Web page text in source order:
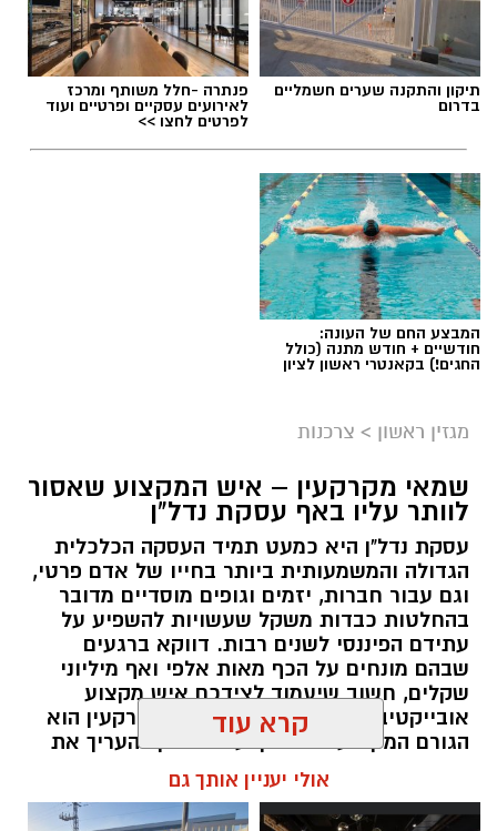
תיקון והתקנה שערים חשמליים
בדרום
פנתרה -חלל משותף ומרכז
לאירועים עסקיים ופרטיים ועוד
לפרטים לחצו >>
המבצע החם של העונה:
חודשיים + חודש מתנה (כולל
החגים!) בקאנטרי ראשון לציון
מגזין ראשון > צרכנות
שמאי מקרקעין – איש המקצוע שאסור
לוותר עליו באף עסקת נדל"ן
עסקת נדל"ן היא כמעט תמיד העסקה הכלכלית
הגדולה והמשמעותית ביותר בחייו של אדם פרטי,
וגם עבור חברות, יזמים וגופים מוסדיים מדובר
בהחלטות כבדות משקל שעשויות להשפיע על
עתידם הפיננסי לשנים רבות. דווקא ברגעים
שבהם מונחים על הכף מאות אלפי ואף מיליוני
שקלים, חשוב שיעמוד לצידכם איש מקצוע
אובייקטיבי, מוסמך ומנוסה. שמאי מקרקעין הוא
הגורם המקצועי המוסמך על פי חוק להעריך את
שווי של נכסי מקרקעין, והוא זה שמעניק לכם את
הביטחון לקבל החלטות מבוססות, שקולות
ובטוחות.
קרא עוד
אולי יעניין אותך גם